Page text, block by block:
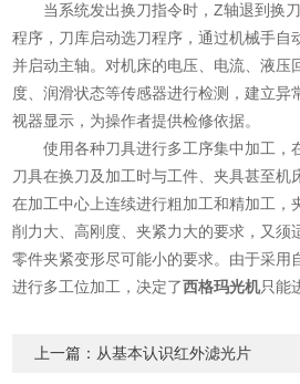
当系统发出换刀指令时，Z轴退到换刀
程序，刀库启动选刀程序，通过机械手自
并启动主轴。对机床的电压、电流、液压
度、润滑状态等传感器进行检测，建立异
视器显示，为操作者提供检修依据。
使用各种刀具进行多工序集中加工，
刀具在换刀及加工时与工件、夹具甚至机
在加工中心上连续进行粗加工和精加工，
削力大、高刚度、夹紧力大的要求，又须
零件夹紧变形尽可能小的要求。由于采用
进行多工位加工，决定了西格玛光机只能
上一篇： 从基本认识红外滤光片